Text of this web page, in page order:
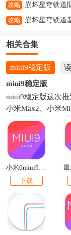
攻略
攻略
相关合集
miui9稳定版
miui9稳定版
miui9稳定版这次推
小米Max2、小米
米Note5A、红米
米4s/4c。有你的
个手机型号的
载、米6miui9稳定
下载